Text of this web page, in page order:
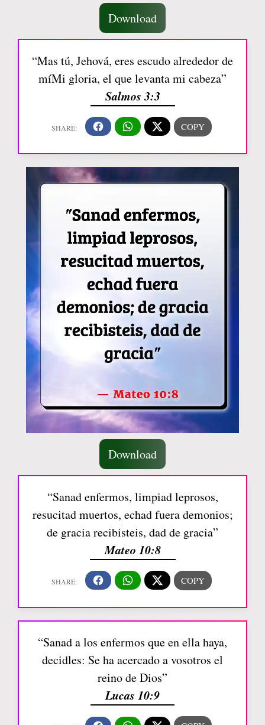
Download
“Mas tú, Jehová, eres escudo alrededor de
míMi gloria, el que levanta mi cabeza”
Salmos 3:3
Download
“Sanad enfermos, limpiad leprosos,
resucitad muertos, echad fuera demonios;
de gracia recibisteis, dad de gracia”
Mateo 10:8
“Sanad a los enfermos que en ella haya,
decidles: Se ha acercado a vosotros el
reino de Dios”
Lucas 10:9